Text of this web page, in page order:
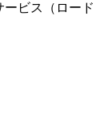
ビス（ロード